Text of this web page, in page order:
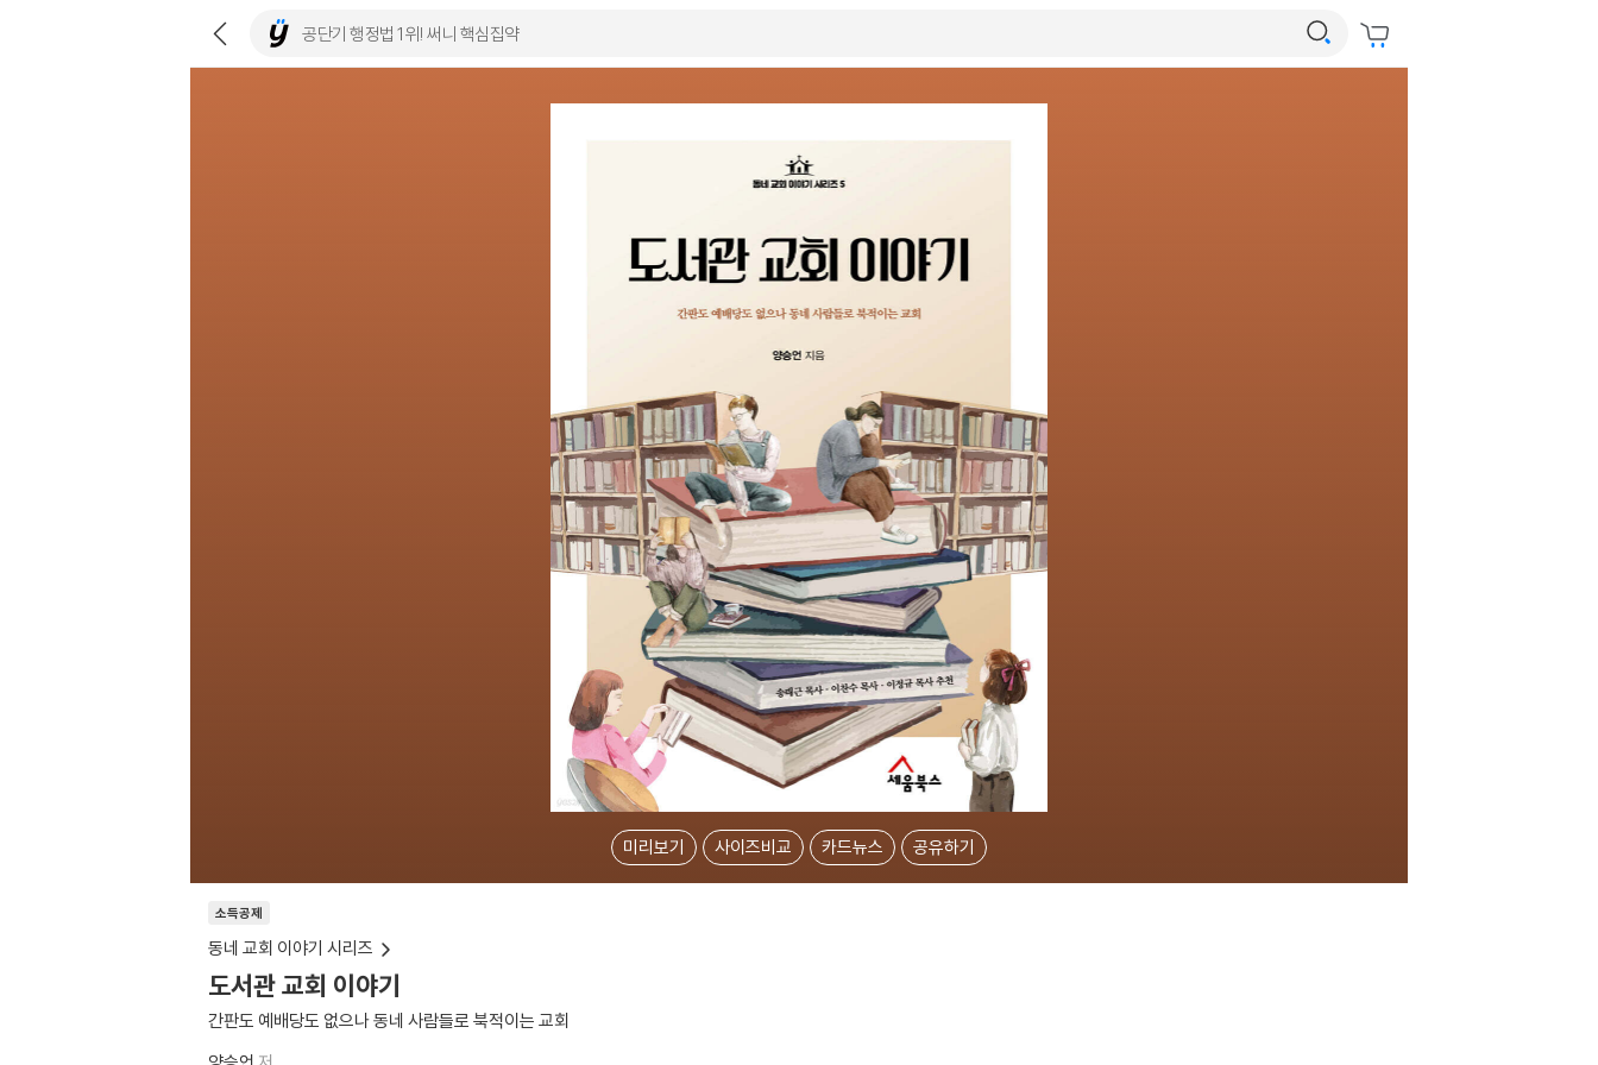
미리보기 사이즈비교 카드뉴스 공유하기
소득공제
동네 교회 이야기 시리즈
도서관 교회 이야기
간판도 예배당도 없으나 동네 사람들로 북적이는 교회